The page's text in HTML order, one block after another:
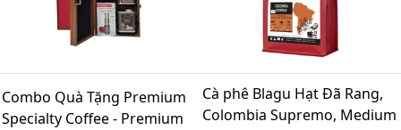
Combo Quà Tặng Premium
Specialty Coffee - Premium
Cà phê Blagu Hạt Đã Rang,
Colombia Supremo, Medium